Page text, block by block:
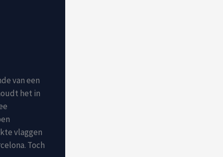
van een
het in
vlaggen
Toch